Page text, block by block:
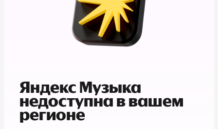
Яндекс Музыка
недоступна в вашем
регионе